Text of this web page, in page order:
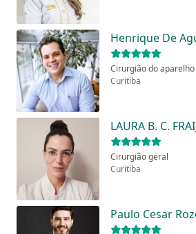
Henrique De
Curitiba
LAURA B. C.
Cirurgião geral
Curitiba
Paulo Cesar